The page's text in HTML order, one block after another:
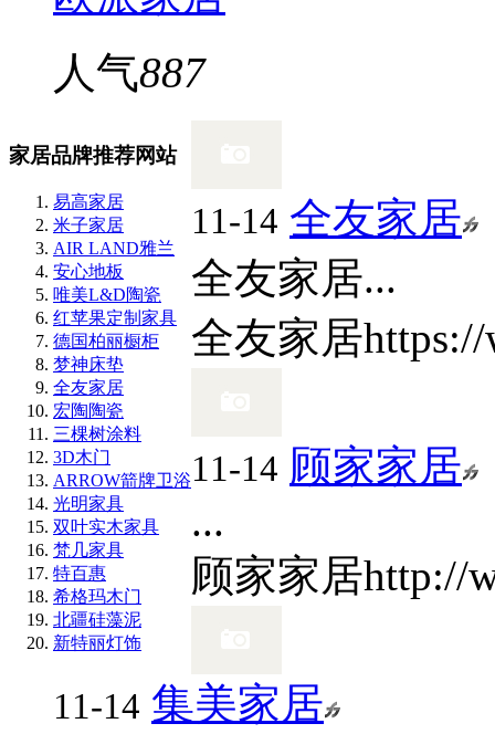
人气887
家居品牌推荐网站
易高家居
米子家居
AIR LAND雅兰
安心地板
唯美L&D陶瓷
红苹果定制家具
德国柏丽橱柜
梦神床垫
全友家居
宏陶陶瓷
三棵树涂料
3D木门
ARROW箭牌卫浴
光明家具
双叶实木家具
梵几家具
特百惠
希格玛木门
北疆硅藻泥
新特丽灯饰
11-14 全友家居
全友家居...
全友家居
11-14 顾家家居
...
顾家家居http://
11-14 集美家居